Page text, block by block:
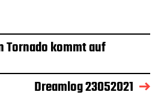
Tornado kommt auf
Dreamlog 23052021